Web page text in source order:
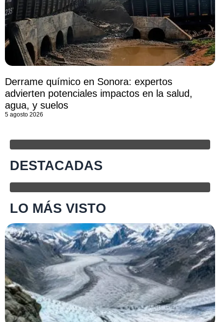
Derrame químico en Sonora: expertos
advierten potenciales impactos en la salud,
agua, y suelos
5 agosto 2026
DESTACADAS
LO MÁS VISTO